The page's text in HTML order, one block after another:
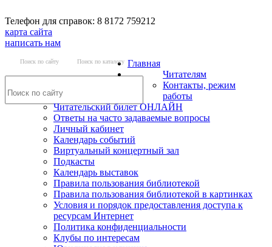
Телефон для справок: 8 8172 759212
карта сайта
написать нам
Поиск по сайту Поиск по каталогу Главная
Читателям
Контакты, режим
работы
Читательский билет ОНЛАЙН
Ответы на часто задаваемые вопросы
Личный кабинет
Календарь событий
Виртуальный концертный зал
Подкасты
Календарь выставок
Правила пользования библиотекой
Правила пользования библиотекой в картинках
Условия и порядок предоставления доступа к
ресурсам Интернет
Политика конфиденциальности
Клубы по интересам